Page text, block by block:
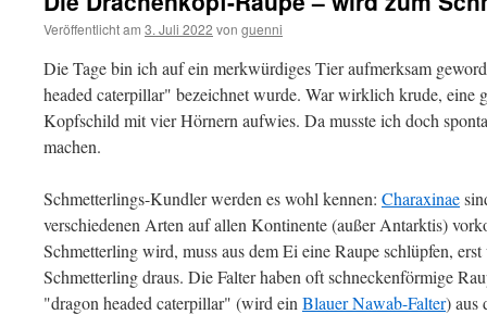
Veröffentlicht am 3. Juli 2022 von guenni
Die Tage bin ich auf ein merkwürdiges Tier aufmerksam
headed caterpillar" bezeichnet wurde. War wirklich krude, eine
Kopfschild mit vier Hörnern aufwies. Da musste ich doch
machen.
Schmetterlings-Kundler werden es wohl kennen: Charaxinae
verschiedenen Arten auf allen Kontinente (außer Antarktis)
Schmetterling wird, muss aus dem Ei eine Raupe schlüpfen,
Schmetterling draus. Die Falter haben oft schneckenförmige
"dragon headed caterpillar" (wird ein Blauer Nawab-Falter) aus